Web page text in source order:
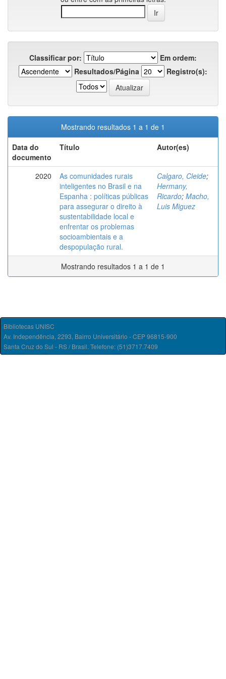
Classificar por:
Em ordem:
Resultados/Página
Registro(s):
Mostrando resultados 1 a 1 de 1
Data do
documento
Título Autor(es)
2020
As comunidades rurais
inteligentes no Brasil e na
Espanha : políticas públicas
para assegurar o direito à
sustentabilidade local e
enfrentar os problemas
socioambientais e a
despopulação rural.
Calgaro, Cleide;
Hermany,
Ricardo; Macho,
Luis Miguez
Mostrando resultados 1 a 1 de 1
Bibliotecas UNISC
Av. Independência, 2293, Bairro Universitário - CEP 96815-900
Santa Cruz do Sul - RS / Brasil. Telefone: (51)3717.7409